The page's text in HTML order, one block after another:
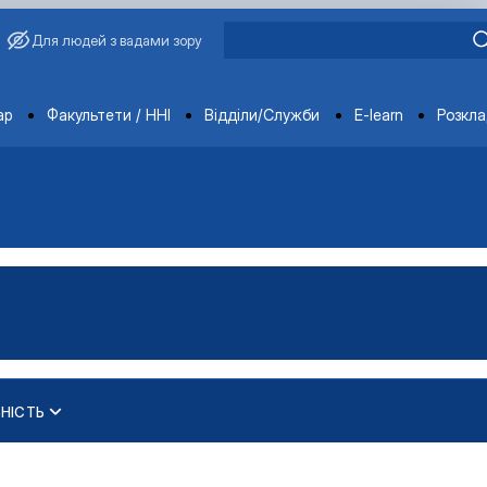
Для людей з вадами зору
Факультети / ННІ Відділи/Служби E-learn
ТА КОНСАЛТИНГОВОЮ ДІ…